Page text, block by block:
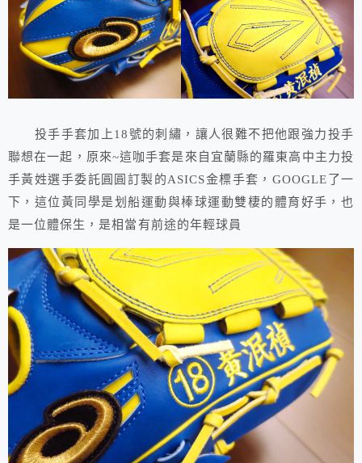
投手手套加上18號的刺繡，讓人很難不把他跟強力投手
聯想在一起，原來~這咖手套是來自宜蘭縣的羅東高中主力投
手黃姓選手委託圓圓訂製的ASICS金標手套，GOOGLE了一
下，這位黃同學是划船運動與棒球運動雙棲的體育好手，也
是一位體保生，是相當有前途的年輕球員